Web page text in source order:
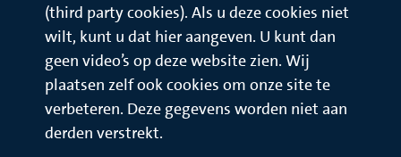
(third party cookies). Als u deze cookies niet
wilt, kunt u dat hier aangeven. U kunt dan
geen video’s op deze website zien. Wij
plaatsen zelf ook cookies om onze site te
verbeteren. Deze gegevens worden niet aan
derden verstrekt.